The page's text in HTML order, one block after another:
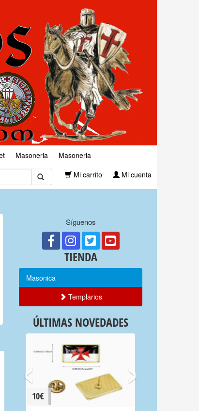
Masoneria
Masoneria
Mi carrito
Mi cuenta
Síguenos
TIENDA
Masonica
Templarios
ÚLTIMAS NOVEDADES
10€
‹ ›